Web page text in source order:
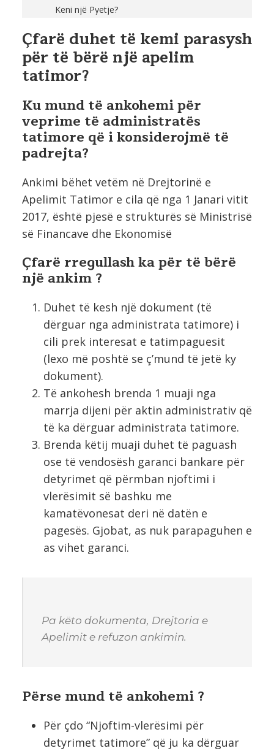
Keni një Pyetje?
Çfarë duhet të kemi parasysh
për të bërë një apelim
tatimor?
Ku mund të ankohemi për
veprime të administratës
tatimore që i konsiderojmë të
padrejta?
Ankimi bëhet vetëm në Drejtorinë e
Apelimit Tatimor e cila që nga 1 Janari vitit
2017, është pjesë e strukturës së Ministrisë
së Financave dhe Ekonomisë
Çfarë rregullash ka për të bërë
një ankim ?
Duhet të kesh një dokument (të
dërguar nga administrata tatimore) i
cili prek interesat e tatimpaguesit
(lexo më poshtë se ç’mund të jetë ky
dokument).
Të ankohesh brenda 1 muaji nga
marrja dijeni për aktin administrativ që
të ka dërguar administrata tatimore.
Brenda këtij muaji duhet të paguash
ose të vendosësh garanci bankare për
detyrimet që përmban njoftimi i
vlerësimit së bashku me
kamatëvonesat deri në datën e
pagesës. Gjobat, as nuk parapaguhen e
as vihet garanci.
Pa këto dokumenta, Drejtoria e
Apelimit e refuzon ankimin.
Përse mund të ankohemi ?
Për çdo “Njoftim-vlerësimi për
detyrimet tatimore” që ju ka dërguar